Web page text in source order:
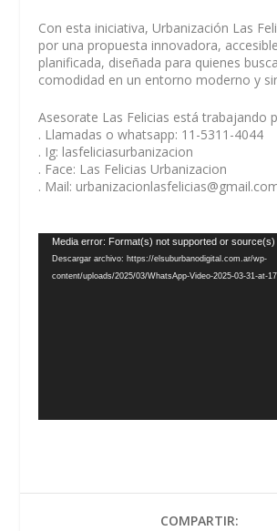
Con esta iniciativa, Urbanización Las
por una propuesta innovadora,
planificada, diseñada para quienes
comodidad en un entorno moderno y
Asesorate Las Felicias está trabajando
. Llamadas o whatsapp: 11-5311-4044
. Ig: lasfeliciasurbanizacion
. Face: Las Felicias Urbanizacion
. Mail:
Reproductor
de
vídeo
Media error: Format(s) not supported or source(s)
Descargar archivo: https://elsuburbanodigital.com.ar/wp-
content/uploads/2025/03/WhatsApp-Video-2025-03-31-at-
COMPARTIR: